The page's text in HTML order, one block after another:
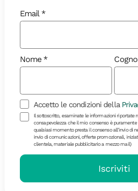
Email
Nome
Accetto le condizioni della
Il sottoscritto, esaminate le informazioni riportate
consapevolezza che il mio consenso è
qualsiasi momento presta il consenso all’invio di
invio di comunicazioni, offerte promozionali,
clientela, materiale pubblicitario a mezzo mail)
Iscriviti